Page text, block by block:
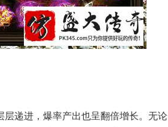
递进，爆率产出也呈翻倍增长。无论